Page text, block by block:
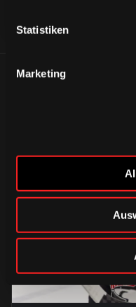
Statistiken
Marketing
ÄHNLICHE